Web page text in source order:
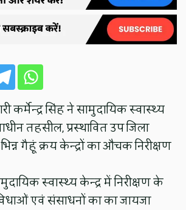
कर्मेन्द्र सिंह ने सामुदायिक स्वास्थ्य
तहसील, प्रस्थावित उप जिला
गैहूं क्रय केन्द्रों का औचक निरीक्षण
स्वास्थ्य केन्द्र में निरीक्षण के
एवं संसाधनों का का जायजा